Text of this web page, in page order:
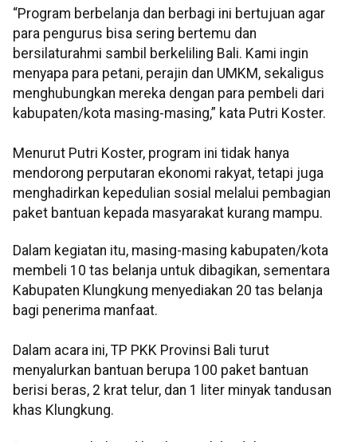
“Program berbelanja dan berbagi ini bertujuan agar
para pengurus bisa sering bertemu dan
bersilaturahmi sambil berkeliling Bali. Kami ingin
menyapa para petani, perajin dan UMKM, sekaligus
menghubungkan mereka dengan para pembeli dari
kabupaten/kota masing-masing,” kata Putri Koster.
Menurut Putri Koster, program ini tidak hanya
mendorong perputaran ekonomi rakyat, tetapi juga
menghadirkan kepedulian sosial melalui pembagian
paket bantuan kepada masyarakat kurang mampu.
Dalam kegiatan itu, masing-masing kabupaten/kota
membeli 10 tas belanja untuk dibagikan, sementara
Kabupaten Klungkung menyediakan 20 tas belanja
bagi penerima manfaat.
Dalam acara ini, TP PKK Provinsi Bali turut
menyalurkan bantuan berupa 100 paket bantuan
berisi beras, 2 krat telur, dan 1 liter minyak tandusan
khas Klungkung.